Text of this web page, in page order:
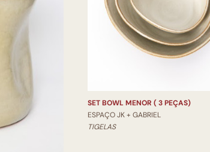
SET BOWL MENOR ( 3 PEÇAS)
ESPAÇO JK + GABRIEL
TIGELAS